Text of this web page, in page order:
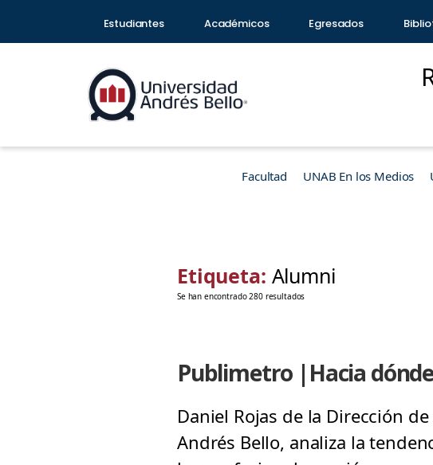
Estudiantes Académicos Egresados
Facultad UNAB En los Medios
Etiqueta: Alumni
Se han encontrado 280 resultados
Publimetro |Hacia
Daniel Rojas de la Dirección
Andrés Bello, analiza la